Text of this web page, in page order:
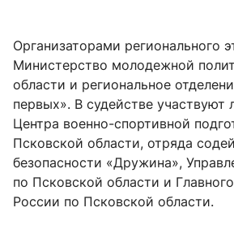
Организаторами регионального
Министерство молодежной
области и региональное
первых». В судействе участвуют
Центра военно-спортивной
Псковской области, отряда
безопасности «Дружина»,
по Псковской области и
России по Псковской области.